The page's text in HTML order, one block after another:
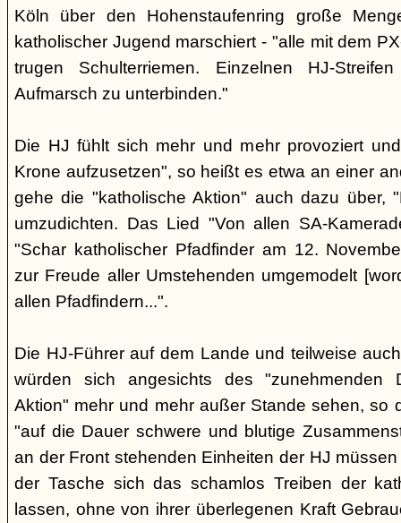
Köln über den Hohenstaufenring große
katholischer Jugend marschiert - "alle mit dem
trugen Schulterriemen. Einzelnen HJ-
Aufmarsch zu unterbinden."
Die HJ fühlt sich mehr und mehr provoziert
Krone aufzusetzen", so heißt es etwa an einer
gehe die "katholische Aktion" auch dazu über,
umzudichten. Das Lied "Von allen SA-
"Schar katholischer Pfadfinder am 12.
zur Freude aller Umstehenden umgemodelt
allen Pfadfindern...".
Die HJ-Führer auf dem Lande und teilweise
würden sich angesichts des "zunehmenden
Aktion" mehr und mehr außer Stande sehen, so
"auf die Dauer schwere und blutige
an der Front stehenden Einheiten der HJ
der Tasche sich das schamlos Treiben der
lassen, ohne von ihrer überlegenen Kraft